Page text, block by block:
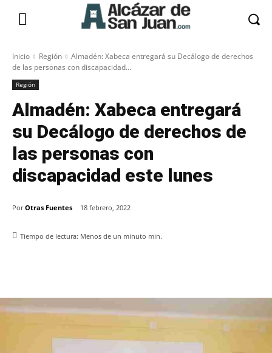
Inicio Región
Almadén: Xabeca entregará su Decálogo de derechos
de las personas con discapacidad...
Región
Almadén: Xabeca entregará
su Decálogo de derechos de
las personas con
discapacidad este lunes
Por Otras Fuentes 18 febrero, 2022
Tiempo de lectura: Menos de un minuto min.